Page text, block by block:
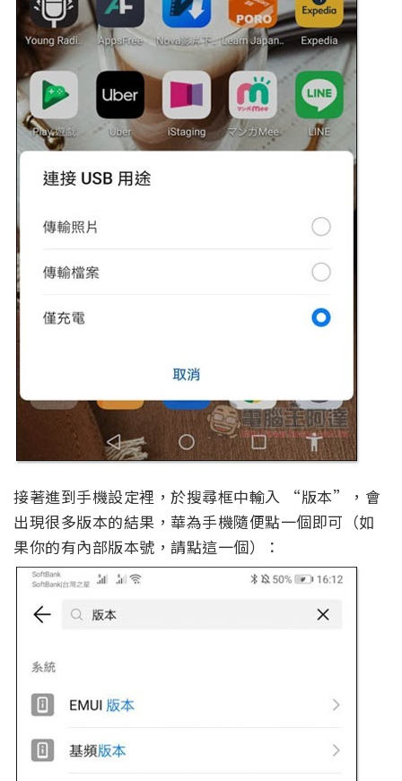
接著進到手機設定裡，於搜尋框中輸入 “版本”，會
出現很多版本的結果，華為手機隨便點一個即可（如
果你的有內部版本號，請點這一個）：